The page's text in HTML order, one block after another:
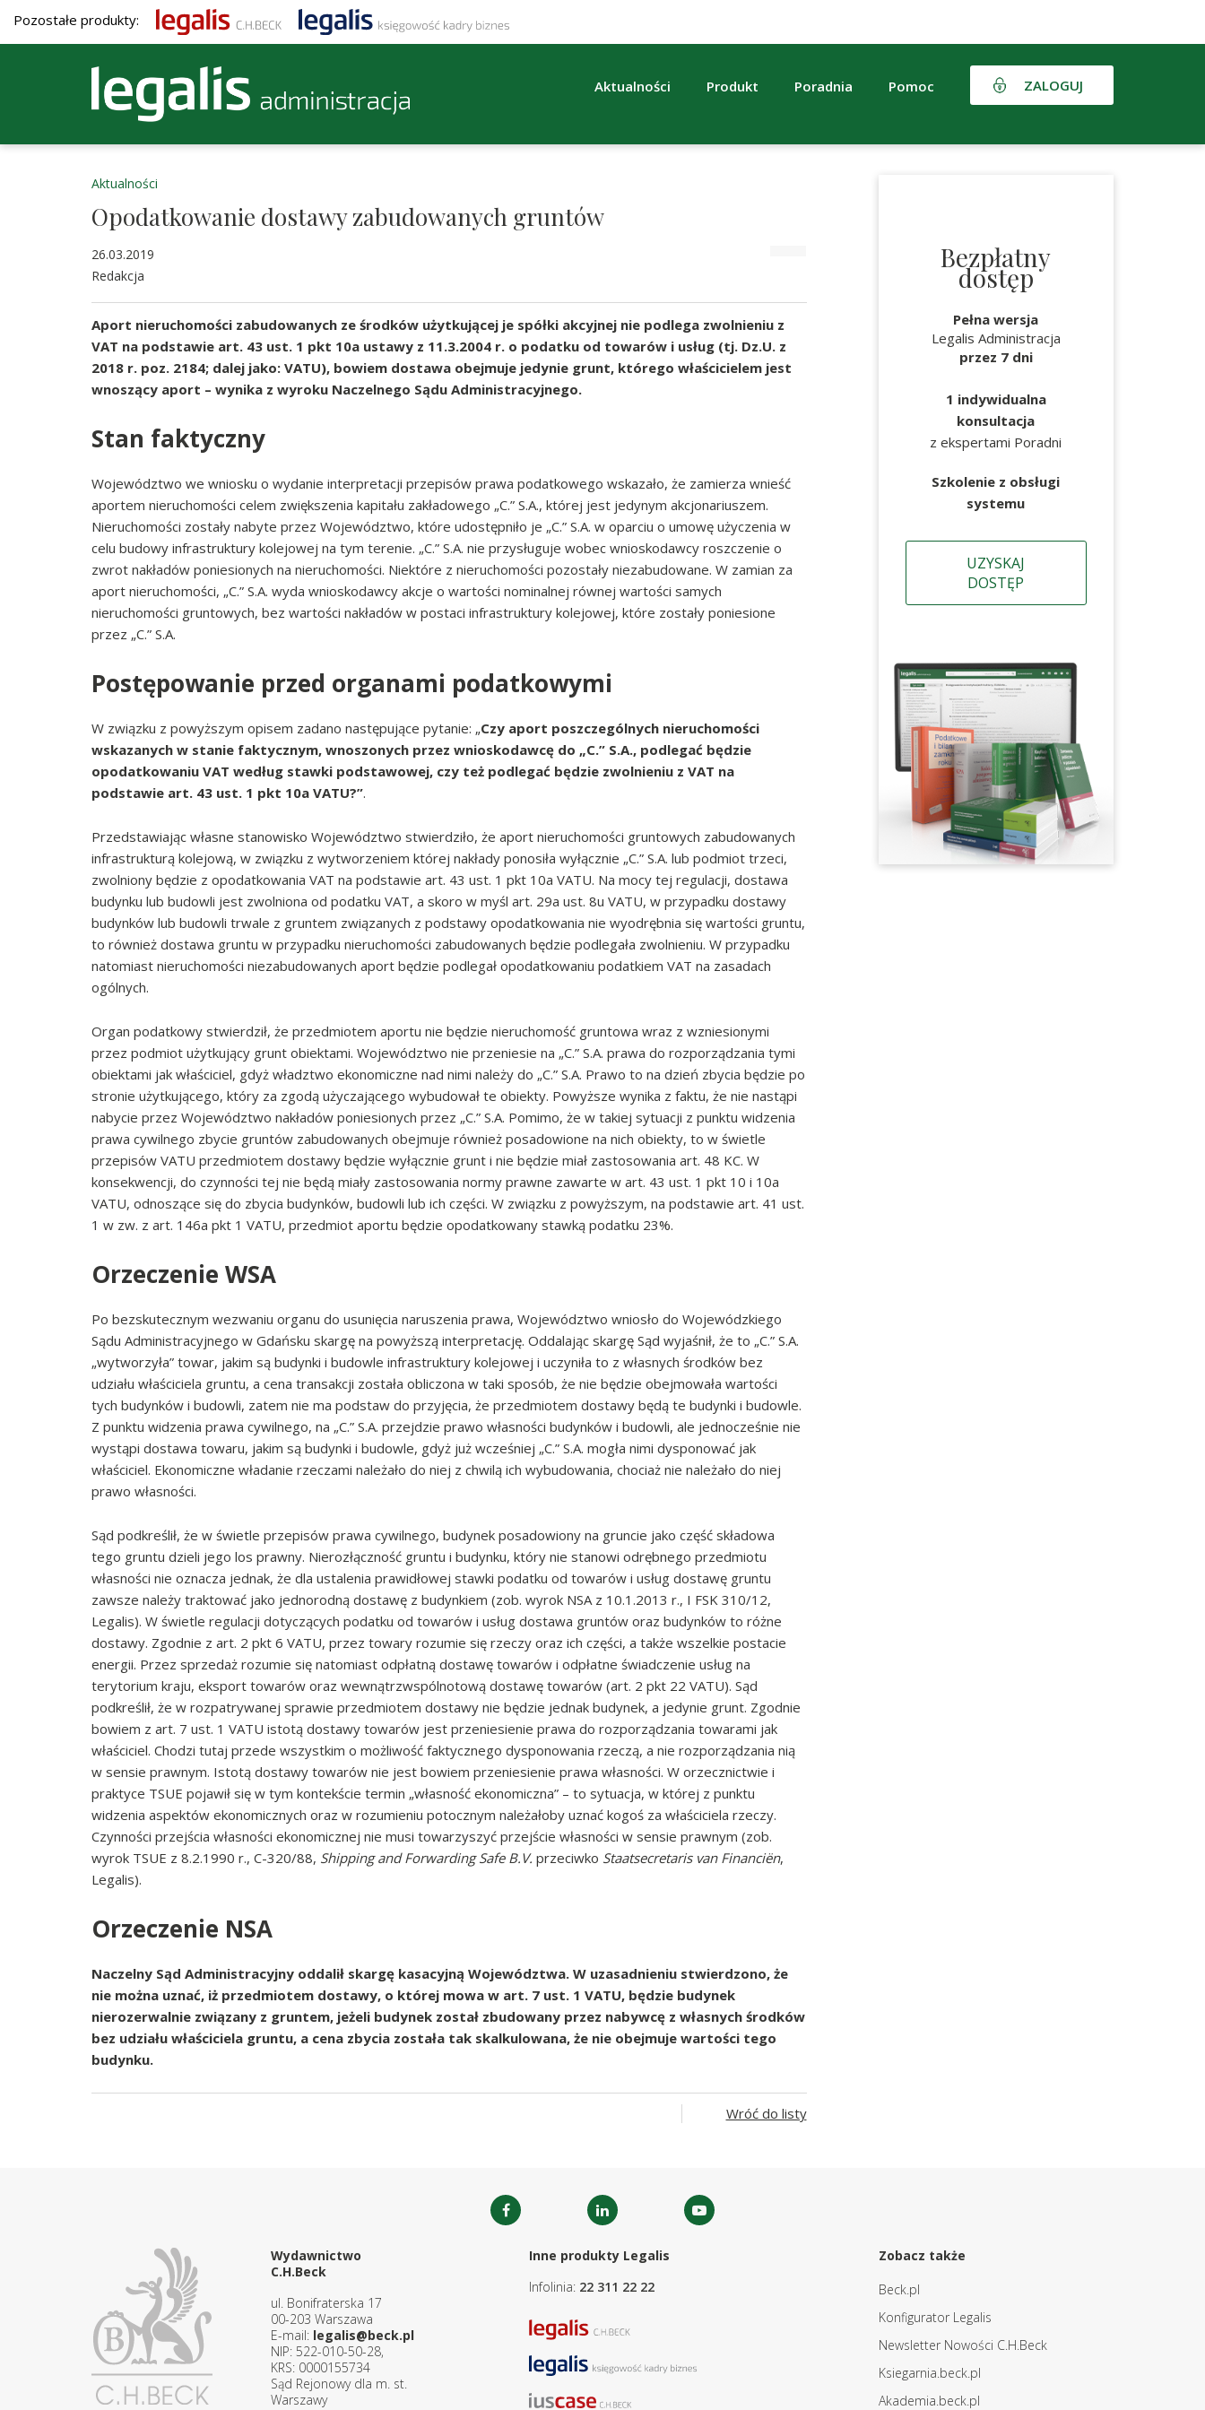
Pozostałe produkty:
Aktualności Produkt Poradnia Pomoc ZALOGUJ
Aktualności
Opodatkowanie dostawy zabudowanych gruntów
26.03.2019
Redakcja
Aport nieruchomości zabudowanych ze środków użytkującej je spółki akcyjnej nie podlega zwolnieniu z
VAT na podstawie art. 43 ust. 1 pkt 10a ustawy z 11.3.2004 r. o podatku od towarów i usług (tj. Dz.U. z
2018 r. poz. 2184; dalej jako: VATU), bowiem dostawa obejmuje jedynie grunt, którego właścicielem jest
wnoszący aport – wynika z wyroku Naczelnego Sądu Administracyjnego.
Stan faktyczny
Województwo we wniosku o wydanie interpretacji przepisów prawa podatkowego wskazało, że zamierza wnieść
aportem nieruchomości celem zwiększenia kapitału zakładowego „C.” S.A., której jest jedynym akcjonariuszem.
Nieruchomości zostały nabyte przez Województwo, które udostępniło je „C.” S.A. w oparciu o umowę użyczenia w
celu budowy infrastruktury kolejowej na tym terenie. „C.” S.A. nie przysługuje wobec wnioskodawcy roszczenie o
zwrot nakładów poniesionych na nieruchomości. Niektóre z nieruchomości pozostały niezabudowane. W zamian za
aport nieruchomości, „C.” S.A. wyda wnioskodawcy akcje o wartości nominalnej równej wartości samych
nieruchomości gruntowych, bez wartości nakładów w postaci infrastruktury kolejowej, które zostały poniesione
przez „C.” S.A.
Postępowanie przed organami podatkowymi
W związku z powyższym opisem zadano następujące pytanie: „Czy aport poszczególnych nieruchomości
wskazanych w stanie faktycznym, wnoszonych przez wnioskodawcę do „C.” S.A., podlegać będzie
opodatkowaniu VAT według stawki podstawowej, czy też podlegać będzie zwolnieniu z VAT na
podstawie art. 43 ust. 1 pkt 10a VATU?”.
Przedstawiając własne stanowisko Województwo stwierdziło, że aport nieruchomości gruntowych zabudowanych
infrastrukturą kolejową, w związku z wytworzeniem której nakłady ponosiła wyłącznie „C.” S.A. lub podmiot trzeci,
zwolniony będzie z opodatkowania VAT na podstawie art. 43 ust. 1 pkt 10a VATU. Na mocy tej regulacji, dostawa
budynku lub budowli jest zwolniona od podatku VAT, a skoro w myśl art. 29a ust. 8u VATU, w przypadku dostawy
budynków lub budowli trwale z gruntem związanych z podstawy opodatkowania nie wyodrębnia się wartości gruntu,
to również dostawa gruntu w przypadku nieruchomości zabudowanych będzie podlegała zwolnieniu. W przypadku
natomiast nieruchomości niezabudowanych aport będzie podlegał opodatkowaniu podatkiem VAT na zasadach
ogólnych.
Organ podatkowy stwierdził, że przedmiotem aportu nie będzie nieruchomość gruntowa wraz z wzniesionymi
przez podmiot użytkujący grunt obiektami. Województwo nie przeniesie na „C.” S.A. prawa do rozporządzania tymi
obiektami jak właściciel, gdyż władztwo ekonomiczne nad nimi należy do „C.” S.A. Prawo to na dzień zbycia będzie po
stronie użytkującego, który za zgodą użyczającego wybudował te obiekty. Powyższe wynika z faktu, że nie nastąpi
nabycie przez Województwo nakładów poniesionych przez „C.” S.A. Pomimo, że w takiej sytuacji z punktu widzenia
prawa cywilnego zbycie gruntów zabudowanych obejmuje również posadowione na nich obiekty, to w świetle
przepisów VATU przedmiotem dostawy będzie wyłącznie grunt i nie będzie miał zastosowania art. 48 KC. W
konsekwencji, do czynności tej nie będą miały zastosowania normy prawne zawarte w art. 43 ust. 1 pkt 10 i 10a
VATU, odnoszące się do zbycia budynków, budowli lub ich części. W związku z powyższym, na podstawie art. 41 ust.
1 w zw. z art. 146a pkt 1 VATU, przedmiot aportu będzie opodatkowany stawką podatku 23%.
Orzeczenie WSA
Po bezskutecznym wezwaniu organu do usunięcia naruszenia prawa, Województwo wniosło do Wojewódzkiego
Sądu Administracyjnego w Gdańsku skargę na powyższą interpretację. Oddalając skargę Sąd wyjaśnił, że to „C.” S.A.
„wytworzyła” towar, jakim są budynki i budowle infrastruktury kolejowej i uczyniła to z własnych środków bez
udziału właściciela gruntu, a cena transakcji została obliczona w taki sposób, że nie będzie obejmowała wartości
tych budynków i budowli, zatem nie ma podstaw do przyjęcia, że przedmiotem dostawy będą te budynki i budowle.
Z punktu widzenia prawa cywilnego, na „C.” S.A. przejdzie prawo własności budynków i budowli, ale jednocześnie nie
wystąpi dostawa towaru, jakim są budynki i budowle, gdyż już wcześniej „C.” S.A. mogła nimi dysponować jak
właściciel. Ekonomiczne władanie rzeczami należało do niej z chwilą ich wybudowania, chociaż nie należało do niej
prawo własności.
Sąd podkreślił, że w świetle przepisów prawa cywilnego, budynek posadowiony na gruncie jako część składowa
tego gruntu dzieli jego los prawny. Nierozłączność gruntu i budynku, który nie stanowi odrębnego przedmiotu
własności nie oznacza jednak, że dla ustalenia prawidłowej stawki podatku od towarów i usług dostawę gruntu
zawsze należy traktować jako jednorodną dostawę z budynkiem (zob. wyrok NSA z 10.1.2013 r., I FSK 310/12,
Legalis). W świetle regulacji dotyczących podatku od towarów i usług dostawa gruntów oraz budynków to różne
dostawy. Zgodnie z art. 2 pkt 6 VATU, przez towary rozumie się rzeczy oraz ich części, a także wszelkie postacie
energii. Przez sprzedaż rozumie się natomiast odpłatną dostawę towarów i odpłatne świadczenie usług na
terytorium kraju, eksport towarów oraz wewnątrzwspólnotową dostawę towarów (art. 2 pkt 22 VATU). Sąd
podkreślił, że w rozpatrywanej sprawie przedmiotem dostawy nie będzie jednak budynek, a jedynie grunt. Zgodnie
bowiem z art. 7 ust. 1 VATU istotą dostawy towarów jest przeniesienie prawa do rozporządzania towarami jak
właściciel. Chodzi tutaj przede wszystkim o możliwość faktycznego dysponowania rzeczą, a nie rozporządzania nią
w sensie prawnym. Istotą dostawy towarów nie jest bowiem przeniesienie prawa własności. W orzecznictwie i
praktyce TSUE pojawił się w tym kontekście termin „własność ekonomiczna” – to sytuacja, w której z punktu
widzenia aspektów ekonomicznych oraz w rozumieniu potocznym należałoby uznać kogoś za właściciela rzeczy.
Czynności przejścia własności ekonomicznej nie musi towarzyszyć przejście własności w sensie prawnym (zob.
wyrok TSUE z 8.2.1990 r., C-320/88, Shipping and Forwarding Safe B.V. przeciwko Staatsecretaris van Financiën,
Legalis).
Orzeczenie NSA
Naczelny Sąd Administracyjny oddalił skargę kasacyjną Województwa. W uzasadnieniu stwierdzono, że
nie można uznać, iż przedmiotem dostawy, o której mowa w art. 7 ust. 1 VATU, będzie budynek
nierozerwalnie związany z gruntem, jeżeli budynek został zbudowany przez nabywcę z własnych środków
bez udziału właściciela gruntu, a cena zbycia została tak skalkulowana, że nie obejmuje wartości tego
budynku.
Wróć do listy
Bezpłatny
dostęp
Pełna wersja
Legalis Administracja
przez 7 dni
1 indywidualna
konsultacja
z ekspertami Poradni
Szkolenie z obsługi
systemu
UZYSKAJ
DOSTĘP
Wydawnictwo
C.H.Beck
ul. Bonifraterska 17
00-203 Warszawa
E-mail: legalis@beck.pl
NIP: 522-010-50-28,
KRS: 0000155734
Sąd Rejonowy dla m. st.
Warszawy
Inne produkty Legalis
Infolinia: 22 311 22 22
Zobacz także
Beck.pl
Konfigurator Legalis
Newsletter Nowości C.H.Beck
Ksiegarnia.beck.pl
Akademia.beck.pl